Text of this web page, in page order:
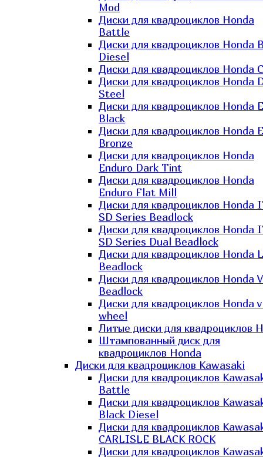
Mod
Диски для квадроциклов Honda
Battle
Диски для квадроциклов Honda
Diesel
Диски для квадроциклов Honda
Диски для квадроциклов Honda
Steel
Диски для квадроциклов Honda
Black
Диски для квадроциклов Honda
Bronze
Диски для квадроциклов Honda
Enduro Dark Tint
Диски для квадроциклов Honda
Enduro Flat Mill
Диски для квадроциклов Honda
SD Series Beadlock
Диски для квадроциклов Honda
SD Series Dual Beadlock
Диски для квадроциклов Honda
Beadlock
Диски для квадроциклов Honda
Beadlock
Диски для квадроциклов Honda
wheel
Литые диски для квадроциклов
Штампованный диск для
квадроциклов Honda
Диски для квадроциклов Kawasaki
Диски для квадроциклов
Battle
Диски для квадроциклов
Black Diesel
Диски для квадроциклов
CARLISLE BLACK ROCK
Диски для квадроциклов